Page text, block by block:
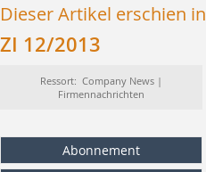
Dieser Artikel erschien in
ZI 12/2013
Ressort: Company News |
Firmennachrichten
Abonnement